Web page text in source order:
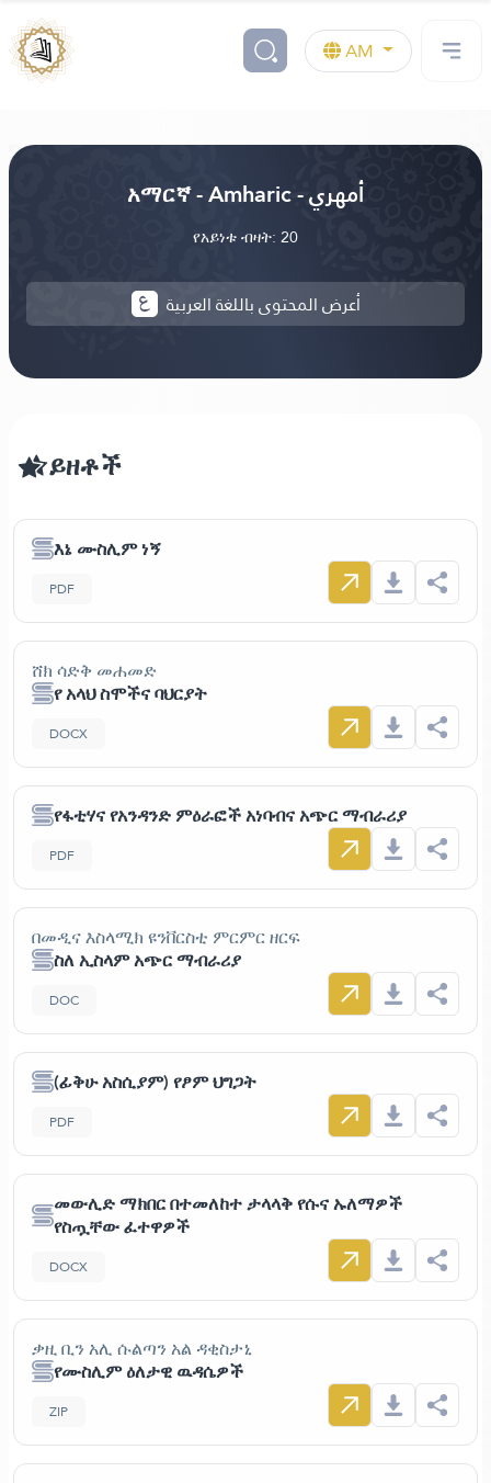
AM
አማርኛ - Amharic - أمهري
የአይነቱ ብዛት: 20
أعرض المحتوى باللغة العربية
ይዘቶች
እኔ ሙስሊም ነኝ
PDF
ሸክ ሳድቅ መሐመድ
የ አላህ ስሞችና ባህርያት
DOCX
የፋቲሃና የአንዳንድ ምዕራፎች አነባብና አጭር ማብራሪያ
PDF
በመዲና እስላሚክ ዩንቨርስቲ ምርምር ዘርፍ
ስለ ኢስላም አጭር ማብራሪያ
DOC
(ፊቅሁ አስሲያም) የፆም ህግጋት
PDF
መውሊድ ማክበር በተመለከተ ታላላቅ የሱና ኡለማዎች
የስጧቸው ፈተዋዎች
DOCX
ቃዚ ቢን አሊ ሱልጣን አል ዳቂስታኒ
የሙስሊም ዕለታዊ ዉዳሴዎች
ZIP